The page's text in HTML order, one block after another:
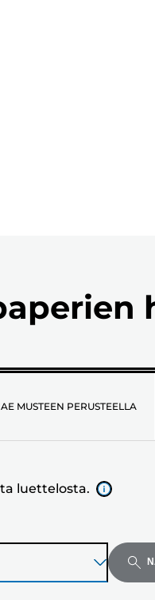
MUSTEEN PERUSTEELLA
luettelosta.